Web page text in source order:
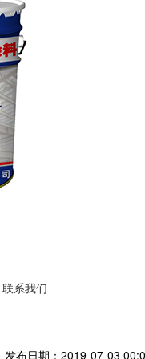
联系我们
发布日期：2019-07-03